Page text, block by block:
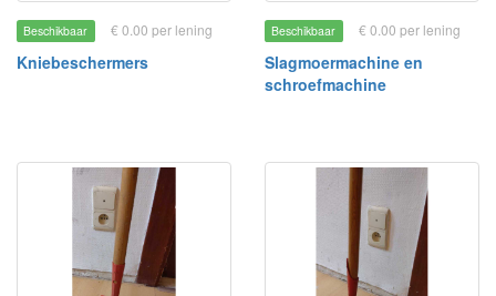
Beschikbaar € 0.00 per lening
Kniebeschermers
Beschikbaar € 0.00 per lening
Slagmoermachine en
schroefmachine